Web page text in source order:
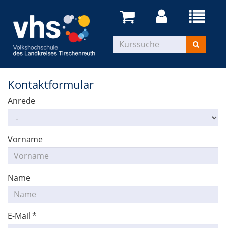
Kontaktformular
Anrede
Vorname
Name
E-Mail *